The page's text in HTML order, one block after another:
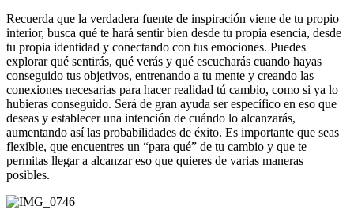
Recuerda que la verdadera fuente de inspiración viene de tu propio
interior, busca qué te hará sentir bien desde tu propia esencia, desde
tu propia identidad y conectando con tus emociones. Puedes
explorar qué sentirás, qué verás y qué escucharás cuando hayas
conseguido tus objetivos, entrenando a tu mente y creando las
conexiones necesarias para hacer realidad tú cambio, como si ya lo
hubieras conseguido. Será de gran ayuda ser específico en eso que
deseas y establecer una intención de cuándo lo alcanzarás,
aumentando así las probabilidades de éxito. Es importante que seas
flexible, que encuentres un “para qué” de tu cambio y que te
permitas llegar a alcanzar eso que quieres de varias maneras
posibles.